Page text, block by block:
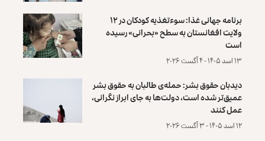
برنامه جهانی غذا: سوءتغذیه کودکان در ۱۲
ولایت افغانستان به سطح «بحرانی» رسیده
است
۱۳ اسد ۱۴۰۵ - ۴ آگست ۲۰۲۶
دیدبان حقوق بشر: حمله‌ی طالبان به حقوق بشر
عمیق‌تر شده است، دولت‌ها به جای ابراز نگرانی،
عمل کنند
۱۲ اسد ۱۴۰۵ - ۳ آگست ۲۰۲۶